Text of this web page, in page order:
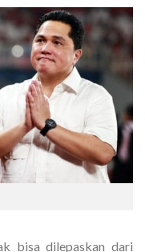
bisa dilepaskan dari